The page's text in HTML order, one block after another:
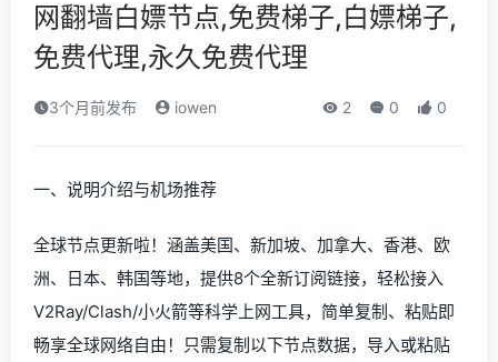
网翻墙白嫖节点,免费梯子,白嫖梯子,
免费代理,永久免费代理
3个月前发布 iowen 2 0 0
一、说明介绍与机场推荐
全球节点更新啦！涵盖美国、新加坡、加拿大、香港、欧
洲、日本、韩国等地，提供8个全新订阅链接，轻松接入
V2Ray/Clash/小火箭等科学上网工具，简单复制、粘贴即
畅享全球网络自由！只需复制以下节点数据，导入或粘贴